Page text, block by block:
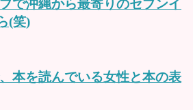
で沖縄から最寄りのセブンイ
(笑)
本を読んでいる女性と本の表